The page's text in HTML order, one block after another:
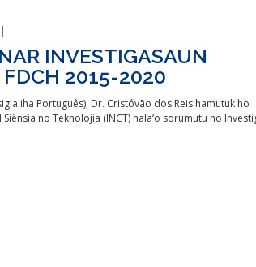
INVESTIGASAUN
FDCH 2015-2020
iha Português), Dr. Cristóvão dos Reis hamutuk ho
no Teknolojia (INCT) hala’o sorumutu ho